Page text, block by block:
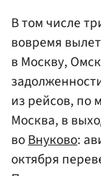
В том числе
вовремя
в Москву,
из рейсов, по
Москва, в
воВнуково:
октября